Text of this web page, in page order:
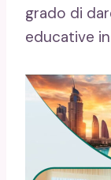
grado di
educative